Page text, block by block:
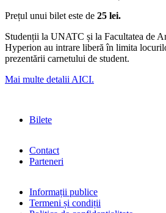
Prețul unui bilet este de 25 lei.
Studenții la UNATC și la Facultatea de
Hyperion au intrare liberă în limita
prezentării carnetului de student.
Mai multe detalii AICI.
Bilete
Contact
Parteneri
Informații publice
Termeni și condiții